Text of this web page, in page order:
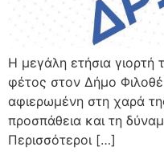
Η μεγάλη ετήσια γιορτή
φέτος στον Δήμο
αφιερωμένη στη χαρά
προσπάθεια και τη
Περισσότεροι […]